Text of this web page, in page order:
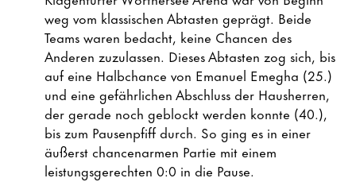
weg vom klassischen Abtasten geprägt. Beide
Teams waren bedacht, keine Chancen des
Anderen zuzulassen. Dieses Abtasten zog sich, bis
auf eine Halbchance von Emanuel Emegha (25.)
und eine gefährlichen Abschluss der Hausherren,
der gerade noch geblockt werden konnte (40.),
bis zum Pausenpfiff durch. So ging es in einer
äußerst chancenarmen Partie mit einem
leistungsgerechten 0:0 in die Pause.